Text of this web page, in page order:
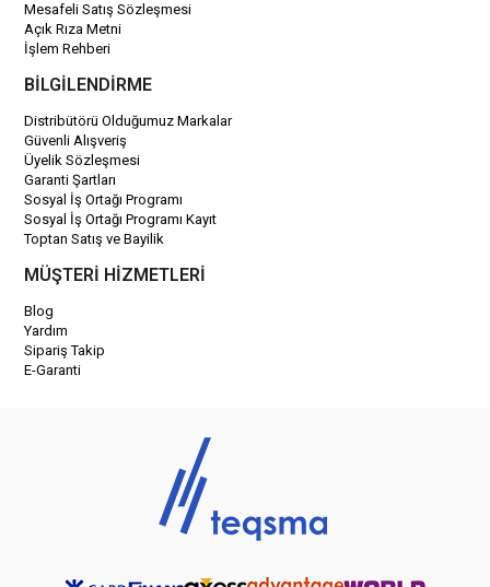
Mesafeli Satış Sözleşmesi
Açık Rıza Metni
İşlem Rehberi
BİLGİLENDİRME
Distribütörü Olduğumuz Markalar
Güvenli Alışveriş
Üyelik Sözleşmesi
Garanti Şartları
Sosyal İş Ortağı Programı
Sosyal İş Ortağı Programı Kayıt
Toptan Satış ve Bayilik
MÜŞTERİ HİZMETLERİ
Blog
Yardım
Sipariş Takip
E-Garanti